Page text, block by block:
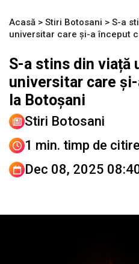
Acasă > Stiri Botosani > S-a
universitar care și-a început
S-a stins din viață
universitar care
la Botoșani
Stiri Botosani
1 min. timp de citire
Dec 08, 2025